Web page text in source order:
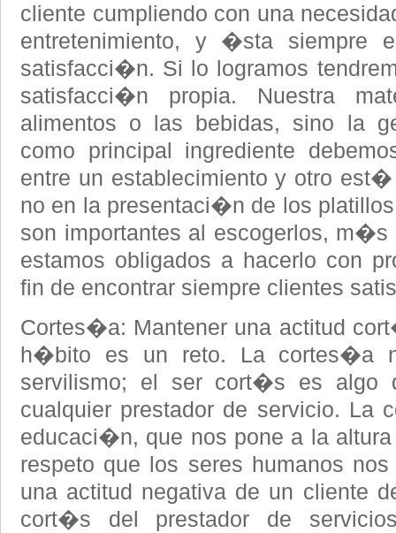
cliente cumpliendo con una
entretenimiento, y �sta siempre
satisfacci�n. Si lo logramos
satisfacci�n propia. Nuestra
alimentos o las bebidas, sino la
como principal ingrediente
entre un establecimiento y otro
no en la presentaci�n de los
son importantes al escogerlos,
estamos obligados a hacerlo con
fin de encontrar siempre clientes
Cortes�a: Mantener una actitud
h�bito es un reto. La cortes�a
servilismo; el ser cort�s es algo
cualquier prestador de servicio. La
educaci�n, que nos pone a la
respeto que los seres humanos
una actitud negativa de un cliente
cort�s del prestador de